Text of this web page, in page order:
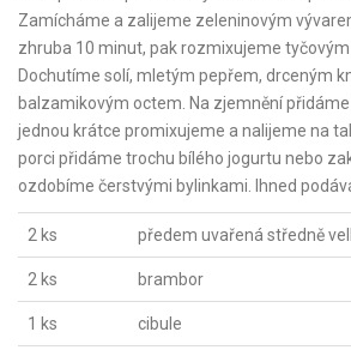
Zamícháme a zalijeme zeleninovým
zhruba 10 minut, pak rozmixujeme
Dochutíme solí, mletým pepřem, drceným
balzamikovým octem. Na zjemnění
jednou krátce promixujeme a nalijeme na
porci přidáme trochu bílého jogurtu nebo
ozdobíme čerstvými bylinkami. Ihned
2 ks předem uvařená středně
2 ks brambor
1 ks cibule